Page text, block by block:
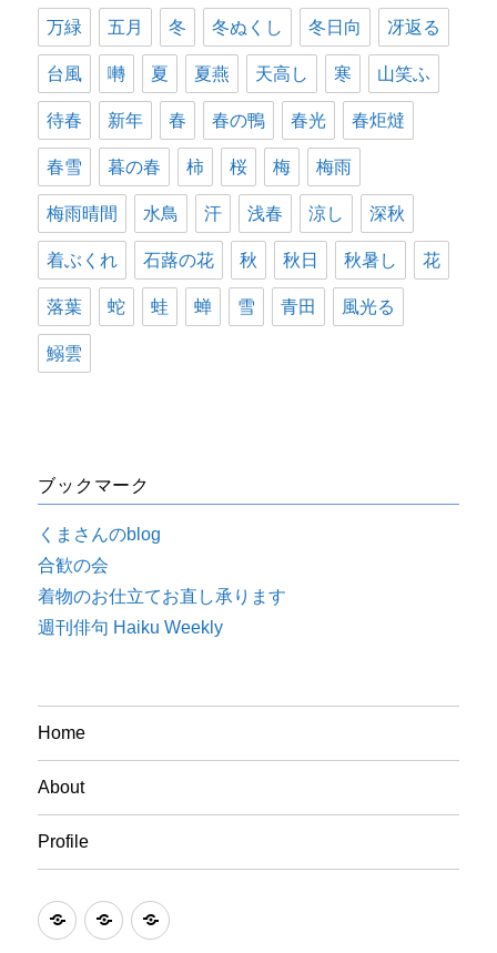
万緑 五月 冬 冬ぬくし 冬日向 冴返る
台風 囀 夏 夏燕 天高し 寒 山笑ふ
待春 新年 春 春の鴨 春光 春炬燵
春雪 暮の春 柿 桜 梅 梅雨
梅雨晴間 水鳥 汗 浅春 涼し 深秋
着ぶくれ 石蕗の花 秋 秋日 秋暑し 花
落葉 蛇 蛙 蝉 雪 青田 風光る
鰯雲
ブックマーク
くまさんのblog
合歓の会
着物のお仕立てお直し承ります
週刊俳句 Haiku Weekly
Home
About
Profile
HomeAboutProfile